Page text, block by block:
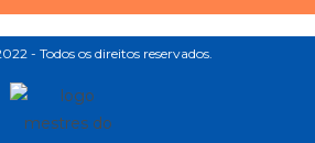
- Todos os direitos reservados.